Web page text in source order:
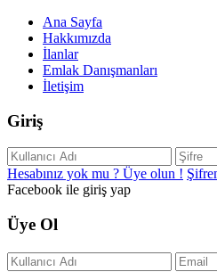
Ana Sayfa
Hakkımızda
İlanlar
Emlak Danışmanları
İletişim
Giriş
Hesabınız yok mu ? Üye olun !
Facebook ile giriş yap
Üye Ol